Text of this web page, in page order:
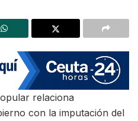
relaciona
con la imputación del